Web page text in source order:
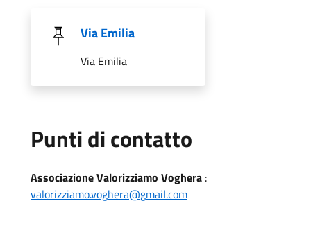
Via Emilia
Via Emilia
Punti di contatto
Associazione Valorizziamo Voghera :
valorizziamo.voghera@gmail.com